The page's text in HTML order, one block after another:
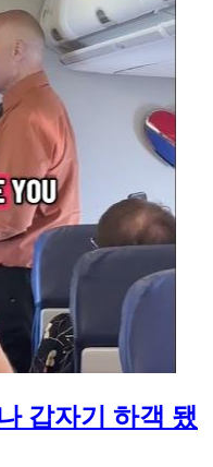
갑자기 하객 됐